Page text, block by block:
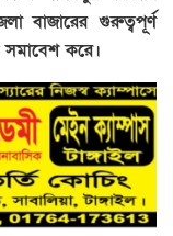
বাজারের গুরুত্বপূর্ণ
সমাবেশ করে।